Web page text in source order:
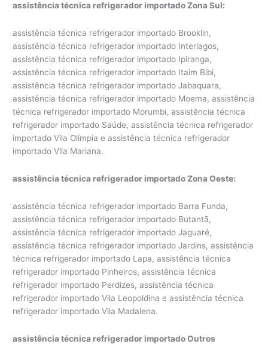
assistência técnica refrigerador importado Zona Sul:
assistência técnica refrigerador importado Brooklin,
assistência técnica refrigerador importado Interlagos,
assistência técnica refrigerador importado Ipiranga,
assistência técnica refrigerador importado Itaim Bibi,
assistência técnica refrigerador importado Jabaquara,
assistência técnica refrigerador importado Moema, assistência
técnica refrigerador importado Morumbi, assistência técnica
refrigerador importado Saúde, assistência técnica refrigerador
importado Vila Olímpia e assistência técnica refrigerador
importado Vila Mariana.
assistência técnica refrigerador importado Zona Oeste:
assistência técnica refrigerador importado Barra Funda,
assistência técnica refrigerador importado Butantã,
assistência técnica refrigerador importado Jaguaré,
assistência técnica refrigerador importado Jardins, assistência
técnica refrigerador importado Lapa, assistência técnica
refrigerador importado Pinheiros, assistência técnica
refrigerador importado Perdizes, assistência técnica
refrigerador importado Vila Leopoldina e assistência técnica
refrigerador importado Vila Madalena.
assistência técnica refrigerador importado Outros